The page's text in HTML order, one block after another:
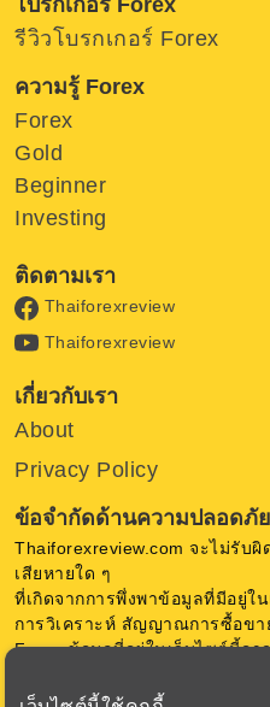
โบรกเกอร์ Forex
รีวิวโบรกเกอร์ Forex
ความรู้ Forex
Forex
Gold
Beginner
Investing
ติดตามเรา
Thaiforexreview
Thaiforexreview
เกี่ยวกับเรา
About
Privacy Policy
ข้อจำกัดด้านความปลอดภัย
Thaiforexreview.com จะไม่รับ
เสียหายใด ๆ
ที่เกิดจากการพึ่งพาข้อมูลที่มีอยู่ใ
การวิเคราะห์ สัญญาณการซื้อขา
Forex ข้อมูลที่อยู่ในเว็บไซต์นี้อา